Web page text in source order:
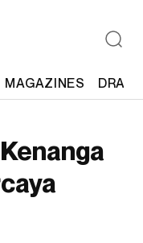
MAGAZINES